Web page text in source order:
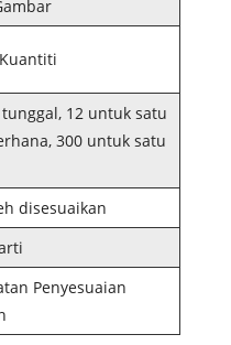
tunggal, 12 untuk satu
300 untuk satu
disesuaikan
Penyesuaian